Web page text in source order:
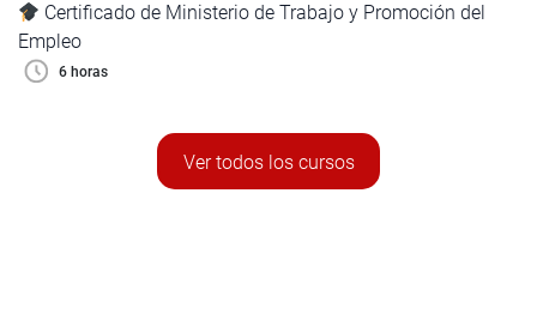
Certificado de Ministerio de Trabajo y Promoción del
Empleo
6 horas
Ver todos los cursos